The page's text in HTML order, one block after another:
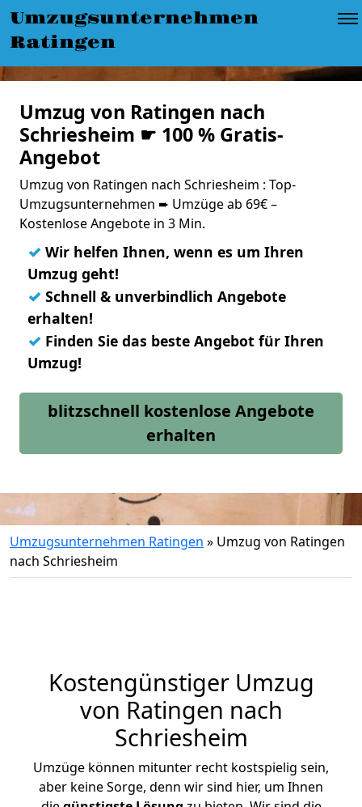
Umzugsunternehmen
Ratingen
Umzug von Ratingen nach
Schriesheim ☛ 100 % Gratis-
Angebot
Umzug von Ratingen nach Schriesheim : Top-
Umzugsunternehmen ➨ Umzüge ab 69€ –
Kostenlose Angebote in 3 Min.
✓ Wir helfen Ihnen, wenn es um Ihren
Umzug geht!
✓ Schnell & unverbindlich Angebote
erhalten!
✓ Finden Sie das beste Angebot für Ihren
Umzug!
blitzschnell kostenlose Angebote
erhalten
Umzugsunternehmen Ratingen » Umzug von Ratingen
nach Schriesheim
Kostengünstiger Umzug
von Ratingen nach
Schriesheim
Umzüge können mitunter recht kostspielig sein,
aber keine Sorge, denn wir sind hier, um Ihnen